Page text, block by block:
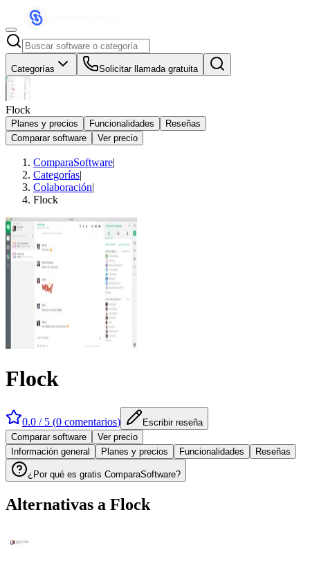
Categorías Solicitar llamada gratuita
Flock
Planes y precios Funcionalidades
Reseñas
Comparar software
Ver precio
ComparaSoftware|
Categorías|
Colaboración|
Flock
Flock
0.0 / 5 (0 comentarios)
Escribir reseña
Comparar software
Ver precio
Información general
Planes y precios Funcionalidades Reseñas
¿Por qué es gratis ComparaSoftware?
Alternativas a Flock